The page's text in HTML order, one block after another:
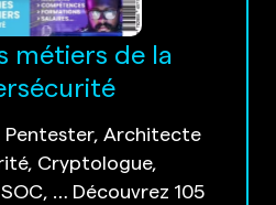
métiers de la
Pentester, Architecte
Cryptologue,
… Découvrez 105